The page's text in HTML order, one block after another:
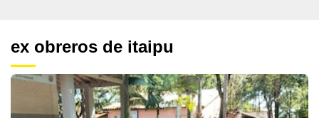
ex obreros de itaipu